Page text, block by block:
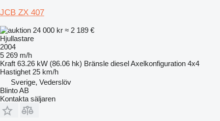
JCB ZX 407
24 000 kr ≈ 2 189 €
Hjullastare
2004
5 269 m/h
Kraft 63.26 kW (86.06 hk) Bränsle dieselAxelkonfiguration 4x4
Hastighet 25 km/h
Sverige, Vederslöv
Blinto AB
Kontakta säljaren